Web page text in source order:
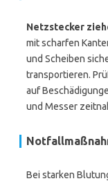
Netzstecker
mit scharfen
und Scheiben
transportieren.
auf
und Messer
Bei starken